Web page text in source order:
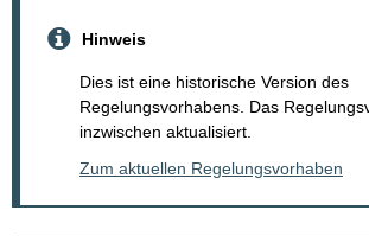
Hinweis
Dies ist eine historische Version des
Regelungsvorhabens. Das
inzwischen aktualisiert.
Zum aktuellen Regelungsvorhaben